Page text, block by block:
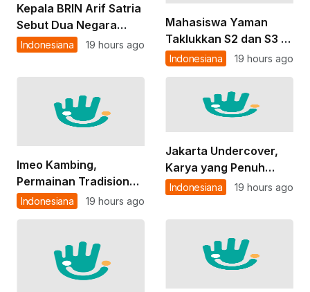
Kepala BRIN Arif Satria
Sebut Dua Negara
Maju yang Wajib
Indonesiana 19 hours ago
Mahasiswa Yaman
Taklukkan S2 dan S3 di
Unpad Cuma dalam 3,5
Wisudawan Terbaik
Program Doktor
Indonesiana 19 hours ago
Imeo Kambing,
Permainan Tradisional
Khas dari Bengkulu
Indonesiana 19 hours ago
Jakarta Undercover,
Karya yang Penuh
Kontroversi tapi
Indonesiana 19 hours ago